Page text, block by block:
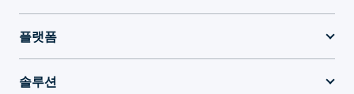
플랫폼
솔루션